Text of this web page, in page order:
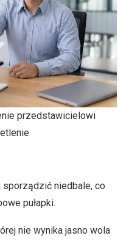
przedstawicielowi
sporządzić niedbale, co
pułapki.
nie wynika jasno wola